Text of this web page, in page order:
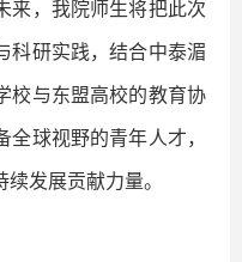
来，我院师生将把此次
科研实践，结合中泰湄
校与东盟高校的教育协
球视野的青年人才，
发展贡献力量。